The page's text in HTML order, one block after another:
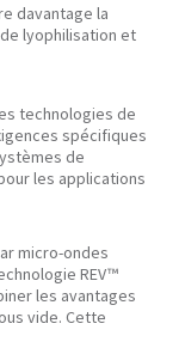
davantage la
lyophilisation et
technologies de
spécifiques
de
les applications
micro-ondes
REV™
les avantages
vide. Cette